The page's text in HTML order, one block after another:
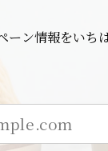
ーン情報をいち